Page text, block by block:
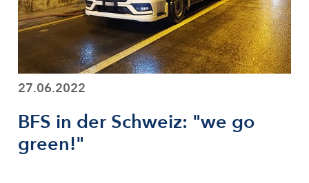
27.06.2022
BFS in der Schweiz: "we go
green!"